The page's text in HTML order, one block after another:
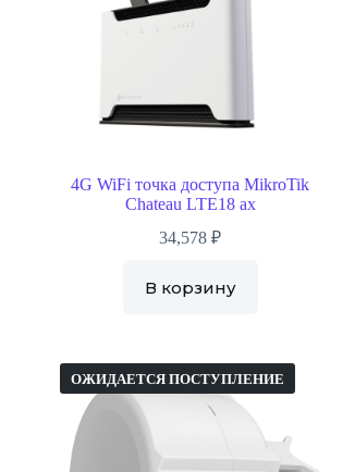
4G WiFi точка доступа MikroTik
Chateau LTE18 ax
34,578₽
В корзину
ОЖИДАЕТСЯ ПОСТУПЛЕНИЕ